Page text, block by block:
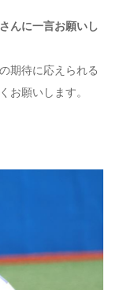
んに一言お願いし
期待に応えられる
お願いします。